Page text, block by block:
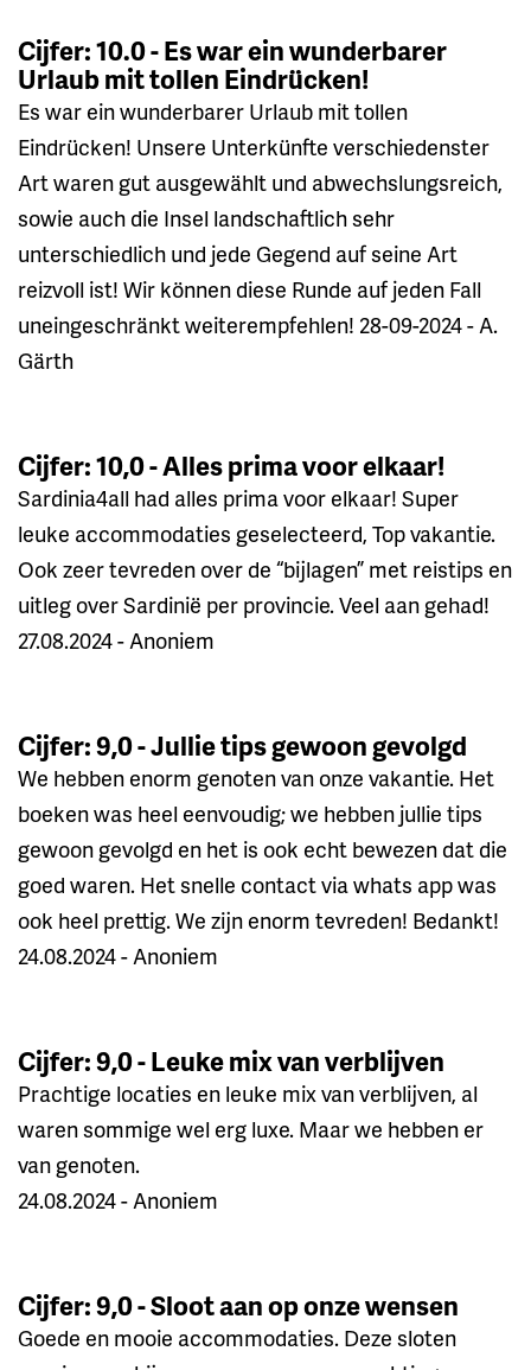
Cijfer: 10.0 - Es war ein wunderbarer
Urlaub mit tollen Eindrücken!
Es war ein wunderbarer Urlaub mit tollen
Eindrücken! Unsere Unterkünfte verschiedenster
Art waren gut ausgewählt und abwechslungsreich,
sowie auch die Insel landschaftlich sehr
unterschiedlich und jede Gegend auf seine Art
reizvoll ist! Wir können diese Runde auf jeden Fall
uneingeschränkt weiterempfehlen! 28-09-2024 - A.
Gärth
Cijfer: 10,0 - Alles prima voor elkaar!
Sardinia4all had alles prima voor elkaar! Super
leuke accommodaties geselecteerd, Top vakantie.
Ook zeer tevreden over de “bijlagen” met reistips en
uitleg over Sardinië per provincie. Veel aan gehad!
27.08.2024 - Anoniem
Cijfer: 9,0 - Jullie tips gewoon gevolgd
We hebben enorm genoten van onze vakantie. Het
boeken was heel eenvoudig; we hebben jullie tips
gewoon gevolgd en het is ook echt bewezen dat die
goed waren. Het snelle contact via whats app was
ook heel prettig. We zijn enorm tevreden! Bedankt!
24.08.2024 - Anoniem
Cijfer: 9,0 - Leuke mix van verblijven
Prachtige locaties en leuke mix van verblijven, al
waren sommige wel erg luxe. Maar we hebben er
van genoten.
24.08.2024 - Anoniem
Cijfer: 9,0 - Sloot aan op onze wensen
Goede en mooie accommodaties. Deze sloten